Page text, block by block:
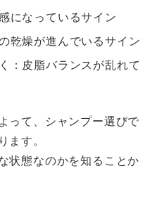
になっているサイン
乾燥が進んでいるサイン
：皮脂バランスが乱れて
って、シャンプー選びで
ます。
状態なのかを知ることか